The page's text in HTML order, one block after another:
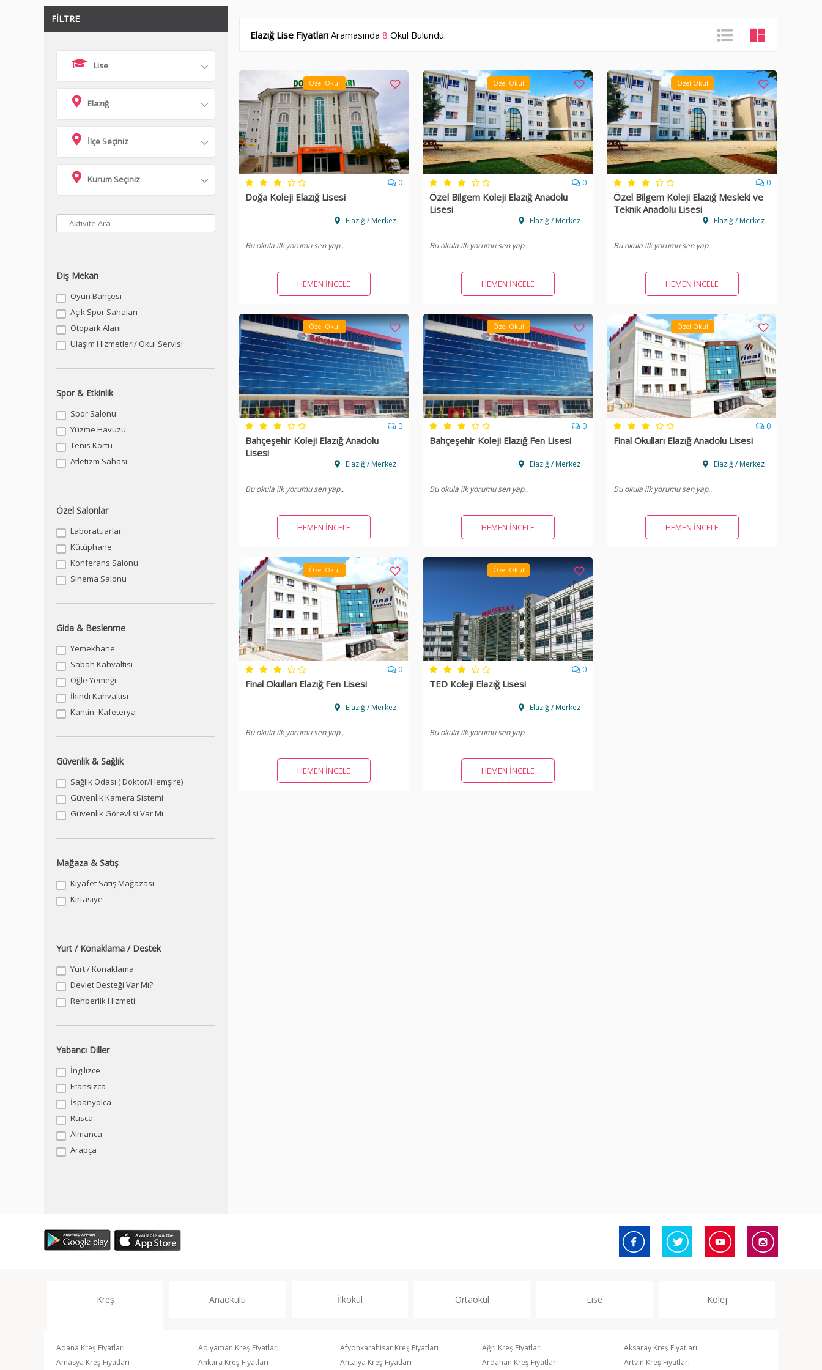
FİLTRE
Lise
Elazığ
İlçe Seçiniz
Kurum Seçiniz
Dış Mekan
Oyun Bahçesi
Açık Spor Sahaları
Otopark Alanı
Ulaşım Hizmetleri/ Okul Servisi
Spor & Etkinlik
Spor Salonu
Yüzme Havuzu
Tenis Kortu
Atletizm Sahası
Özel Salonlar
Laboratuarlar
Kütüphane
Konferans Salonu
Sinema Salonu
Gida & Beslenme
Yemekhane
Sabah Kahvaltısı
Öğle Yemeği
İkindi Kahvaltısı
Kantin- Kafeterya
Güvenlik & Sağlık
Sağlık Odası ( Doktor/Hemşire)
Güvenlik Kamera Sistemi
Güvenlik Görevlisi Var Mı
Mağaza & Satış
Kıyafet Satış Mağazası
Kırtasiye
Yurt / Konaklama / Destek
Yurt / Konaklama
Devlet Desteği Var Mı?
Rehberlik Hizmeti
Yabancı Diller
İngilizce
Fransızca
İspanyolca
Rusca
Almanca
Arapça
Elazığ Lise Fiyatları Aramasında 8 Okul Bulundu.
Özel Okul
0
Doğa Koleji Elazığ Lisesi
Elazığ / Merkez
Bu okula ilk yorumu sen yap..
HEMEN İNCELE
Özel Okul
0
Özel Bilgem Koleji Elazığ Anadolu
Lisesi
Elazığ / Merkez
Bu okula ilk yorumu sen yap..
HEMEN İNCELE
Özel Okul
0
Özel Bilgem Koleji Elazığ Mesleki ve
Teknik Anadolu Lisesi
Elazığ / Merkez
Bu okula ilk yorumu sen yap..
HEMEN İNCELE
Özel Okul
0
Bahçeşehir Koleji Elazığ Anadolu
Lisesi
Elazığ / Merkez
Bu okula ilk yorumu sen yap..
HEMEN İNCELE
Özel Okul
0
Bahçeşehir Koleji Elazığ Fen Lisesi
Elazığ / Merkez
Bu okula ilk yorumu sen yap..
HEMEN İNCELE
Özel Okul
0
Final Okulları Elazığ Anadolu Lisesi
Elazığ / Merkez
Bu okula ilk yorumu sen yap..
HEMEN İNCELE
Özel Okul
0
Final Okulları Elazığ Fen Lisesi
Elazığ / Merkez
Bu okula ilk yorumu sen yap..
HEMEN İNCELE
Özel Okul
0
TED Koleji Elazığ Lisesi
Elazığ / Merkez
Bu okula ilk yorumu sen yap..
HEMEN İNCELE
Kreş Anaokulu İlkokul Ortaokul Lise Kolej
Adana Kreş Fiyatları Adıyaman Kreş Fiyatları Afyonkarahisar Kreş Fiyatları Ağrı Kreş Fiyatları
Aksaray Kreş Fiyatları
Amasya Kreş Fiyatları
Ankara Kreş Fiyatları Antalya Kreş Fiyatları Ardahan Kreş Fiyatları Artvin Kreş Fiyatları